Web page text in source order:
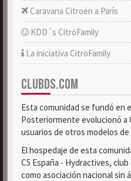
Caravana Citroën a París
KDD´s CitröFamily
La iniciativa CitröFamily
CLUBDS.COM
Esta comunidad se fundó en
Posteriormente evolucionó a
usuarios de otros modelos de
El hospedaje de esta
C5 España - Hydractives,
como asociación nacional sin